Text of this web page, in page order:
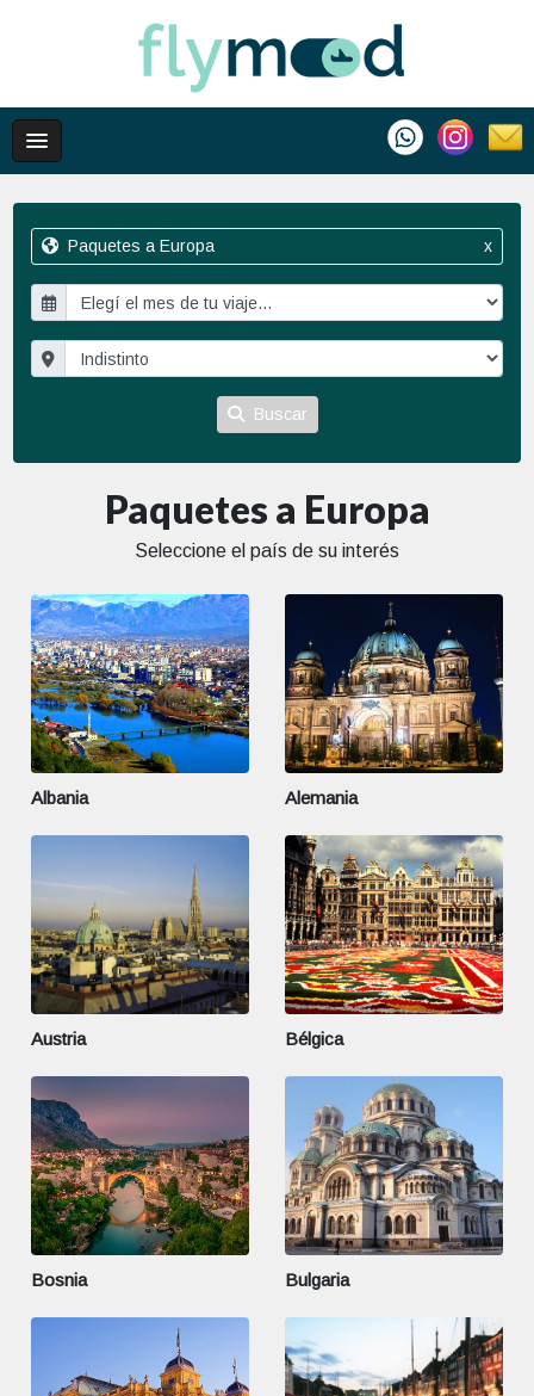
Paquetes a Europa x
Buscar
Paquetes a Europa
Seleccione el país de su interés
Albania Alemania
Austria Bélgica
Bosnia Bulgaria